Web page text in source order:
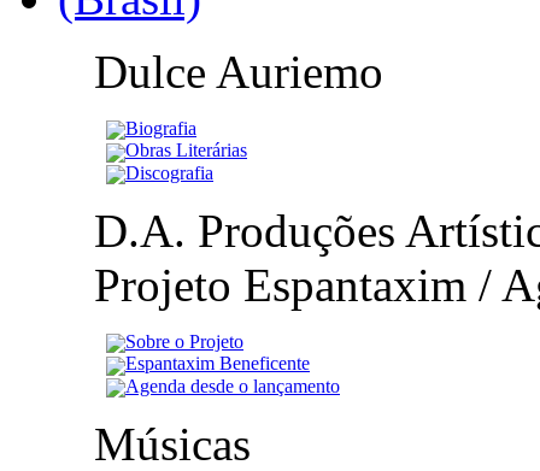
Dulce Auriemo
Biografia
Obras Literárias
Discografia
D.A. Produções
Projeto Espantaxim /
Sobre o Projeto
Espantaxim Beneficente
Agenda desde o lançamento
Músicas